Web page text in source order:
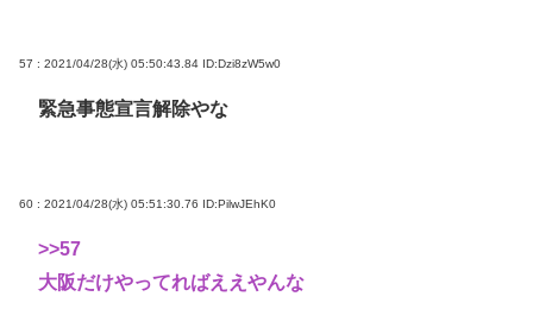
57 : 2021/04/28(水) 05:50:43.84 ID:Dzi8zW5w0
緊急事態宣言解除やな
60 : 2021/04/28(水) 05:51:30.76 ID:PilwJEhK0
>>57
大阪だけやってればええやんな